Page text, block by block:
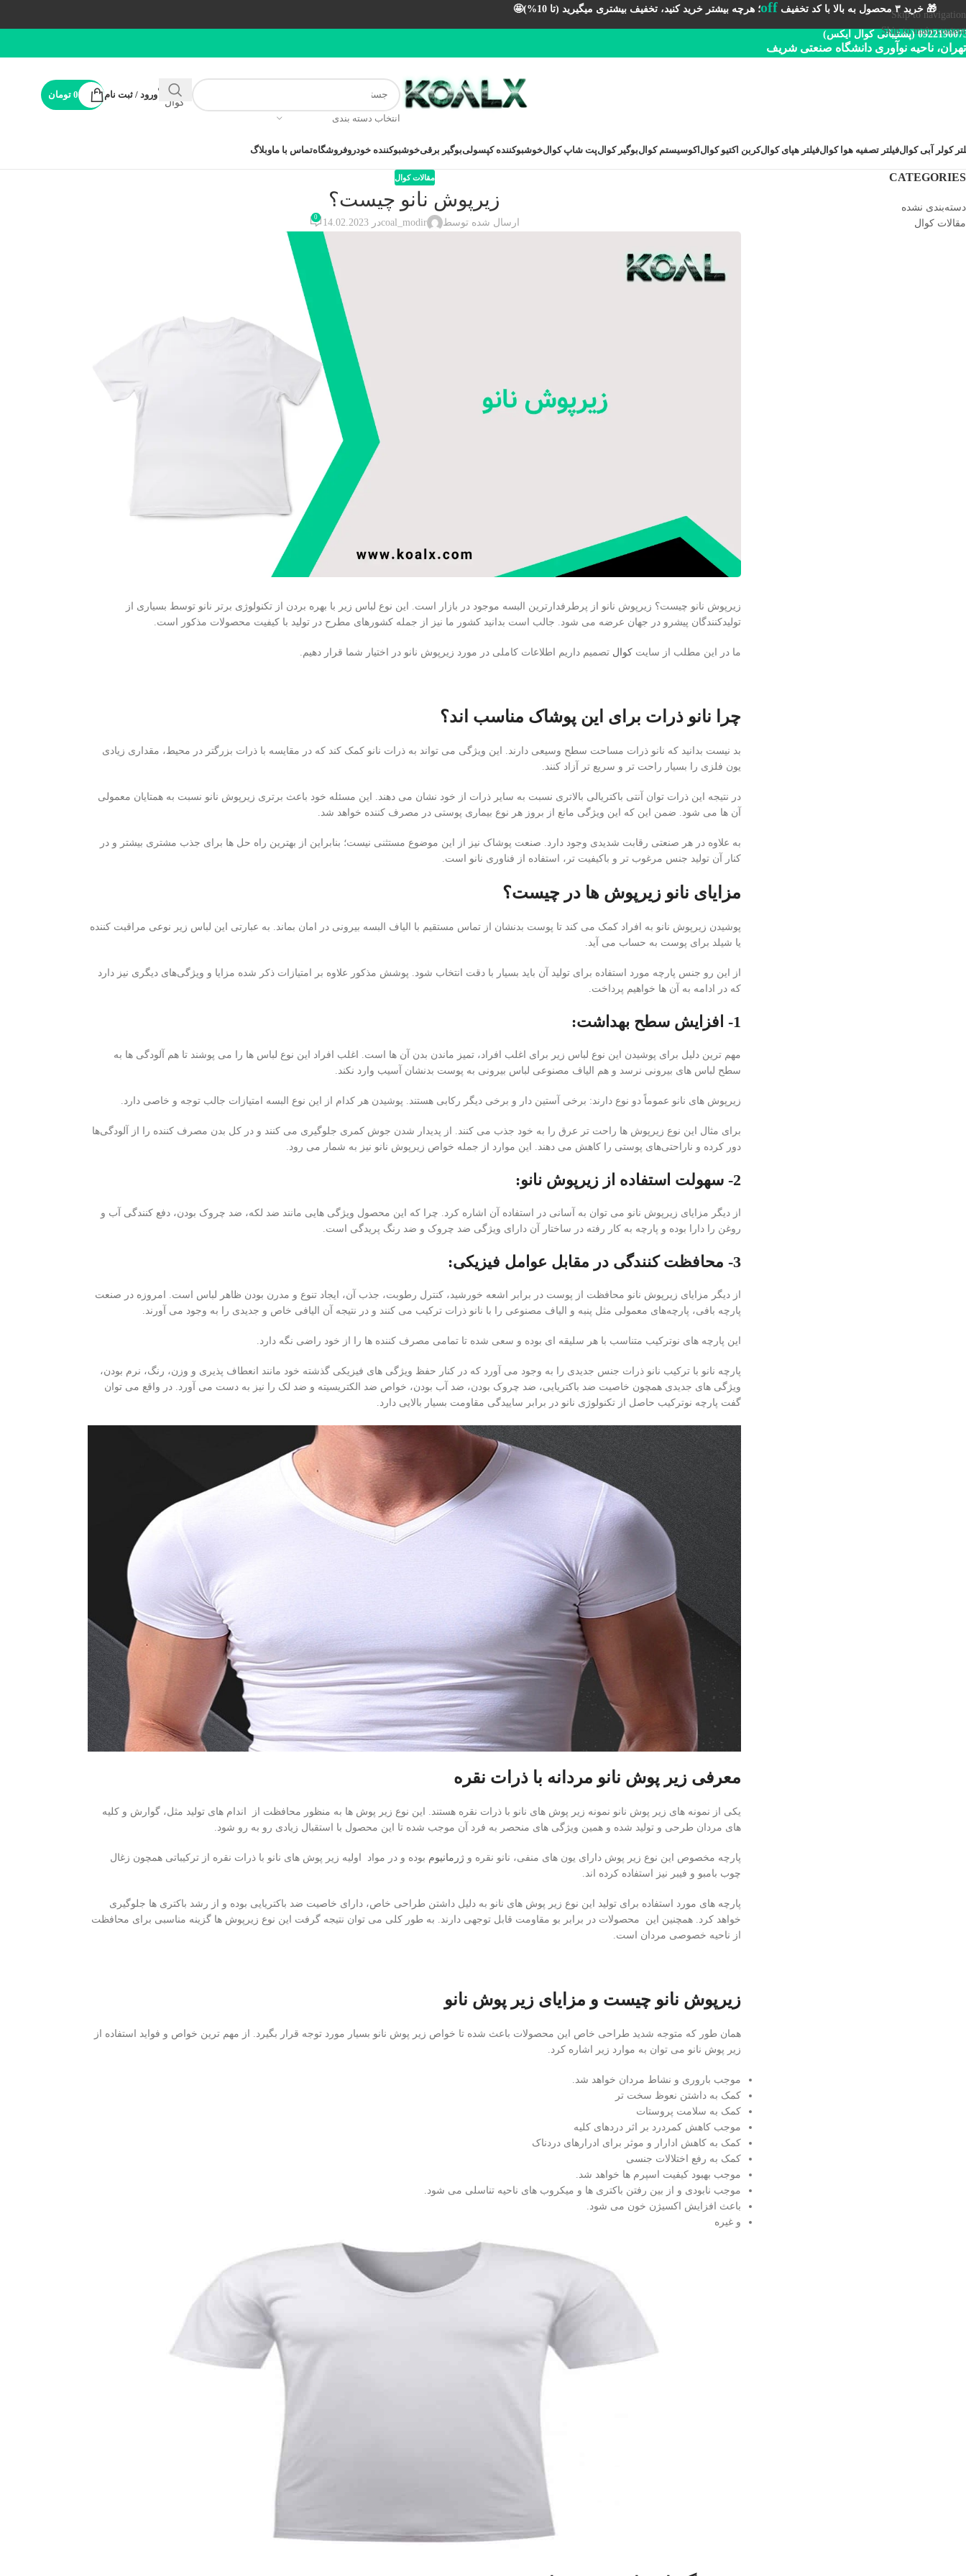
Skip to navigation
Skip to main content
🎁 خرید ۳ محصول به بالا با کد تخفیف off؛ هرچه بیشتر خرید کنید، تخفیف بیشتری میگیرید (تا 10%)🤩
(پشتیبانی کوال ایکس)
تهران، ناحیه نوآوری دانشگاه صنعتی شریف
انتخاب دسته بندی
پشتیبانی
کوال
ورود / ثبت نام 0 تومان
کولر آبی کوالفیلتر تصفیه هوا کوالفیلتر هپای کوالکربن اکتیو کوال اکوسیستم کوالبوگیر کوالپت شاپ کوالخوشبوکننده کپسولیبوگیر برقیخوشبوکننده خودروفروشگاهتماس با ماوبلاگ
CATEGORIES
دسته‌بندی نشده
مقالات کوال
مقالات کوال
زیرپوش نانو چیست؟
ارسال شده توسط coal_modirدر 14.02.2023 0
زیرپوش نانو چیست؟ زیرپوش نانو از پرطرفدارترین البسه موجود در بازار است. این نوع لباس زیر با بهره بردن از تکنولوژی برتر نانو توسط بسیاری از
تولیدکنندگان پیشرو در جهان عرضه می شود. جالب است بدانید کشور ما نیز از جمله کشورهای مطرح در تولید با کیفیت محصولات مذکور است.
ما در این مطلب از سایت کوال تصمیم داریم اطلاعات کاملی در مورد زیرپوش نانو در اختیار شما قرار دهیم.
چرا نانو ذرات برای این پوشاک مناسب اند؟
بد نیست بدانید که نانو ذرات مساحت سطح وسیعی دارند. این ویژگی می تواند به ذرات نانو کمک کند که در مقایسه با ذرات بزرگتر در محیط، مقداری زیادی
یون‌ فلزی را بسیار راحت تر و سریع تر آزاد کنند.
در نتیجه این ذرات توان آنتی باکتریالی بالاتری نسبت به سایر ذرات از خود نشان می دهند. این مسئله خود باعث برتری زیرپوش نانو نسبت به همتایان معمولی
آن ها می شود. ضمن این که این ویژگی مانع از بروز هر نوع بیماری پوستی در مصرف کننده خواهد شد.
به علاوه در هر صنعتی رقابت شدیدی وجود دارد. صنعت پوشاک نیز از این موضوع مستثنی نیست؛ بنابراین از بهترین راه حل ها برای جذب مشتری بیشتر و در
کنار آن تولید جنس مرغوب تر و باکیفیت تر، استفاده از فناوری نانو است.
مزایای نانو زیرپوش ها در چیست؟
پوشیدن زیرپوش نانو به افراد کمک می کند تا پوست بدنشان از تماس مستقیم با الیاف البسه بیرونی در امان بماند. به عبارتی این لباس زیر نوعی مراقبت کننده
یا شیلد برای پوست به حساب می آید.
از این رو جنس پارچه مورد استفاده برای تولید آن باید بسیار با دقت انتخاب شود. پوشش مذکور علاوه بر امتیازات ذکر شده مزایا و ویژگی‌های دیگری نیز دارد
که در ادامه به آن ها خواهیم پرداخت.
1- افزایش سطح بهداشت:
مهم‌ ترین دلیل برای پوشیدن این نوع لباس زیر برای اغلب افراد، تمیز ماندن بدن آن ها است. اغلب افراد این نوع لباس ها را می پوشند تا هم آلودگی ها به
سطح لباس های بیرونی نرسد و هم الیاف مصنوعی لباس‌ بیرونی به پوست بدنشان آسیب وارد نکند.
زیرپوش های نانو عموماً دو نوع دارند: برخی آستین دار و برخی دیگر رکابی هستند. پوشیدن هر کدام از این نوع البسه امتیازات جالب توجه و خاصی دارد.
برای مثال این نوع زیرپوش ها راحت تر عرق را به خود جذب می کنند. از پدیدار شدن جوش کمری جلوگیری می کنند و در کل بدن مصرف کننده را از آلودگی‌ها
دور کرده و ناراحتی‌های پوستی را کاهش می دهند. این موارد از جمله خواص زیرپوش نانو نیز به شمار می رود.
2- سهولت استفاده از زیرپوش نانو:
از دیگر مزایای زیرپوش نانو می توان به آسانی در استفاده آن اشاره کرد. چرا که این محصول ویژگی‌ هایی مانند ضد لکه، ضد چروک بودن، دفع کنندگی آب و
روغن را دارا بوده و پارچه به کار رفته در ساختار آن دارای ویژگی ضد چروک و ضد رنگ پریدگی است.
3- محافظت کنندگی در مقابل عوامل فیزیکی:
از دیگر مزایای زیرپوش نانو محافظت از پوست در برابر اشعه خورشید، کنترل رطوبت، جذب آن، ایجاد تنوع و مدرن بودن ظاهر لباس است. امروزه در صنعت
پارچه بافی، پارچه‌های معمولی مثل پنبه و الیاف مصنوعی را با نانو ذرات ترکیب می‌ کنند و در نتیجه آن الیافی خاص و جدیدی را به وجود می ‌آورند.
این پارچه های نوترکیب متناسب با هر سلیقه‌ ای بوده و سعی شده تا تمامی مصرف کننده‌ ها را از خود راضی نگه ‌دارد.
پارچه‌ نانو با ترکیب نانو ذرات جنس جدیدی را به وجود می‌ آورد که در کنار حفظ ویژگی‌ های فیزیکی گذشته خود مانند انعطاف پذیری و وزن، رنگ، نرم بودن،
ویژگی‌ های جدیدی همچون خاصیت ضد باکتریایی، ضد چروک بودن، ضد آب بودن، خواص ضد الکتریسیته و ضد لک را نیز به دست می ‌آورد. در واقع می توان
گفت پارچه نوترکیب حاصل از تکنولوژی نانو در برابر ساییدگی مقاومت بسیار بالایی دارد.
معرفی زیر پوش نانو مردانه با ذرات نقره
یکی از نمونه های زیر پوش نانو نمونه زیر پوش های نانو با ذرات نقره هستند. این نوع زیر پوش ها به منظور محافظت از اندام های تولید مثل، گوارش و کلیه
های مردان طرحی و تولید شده و همین ویژگی های منحصر به فرد آن موجب شده تا این محصول با استقبال زیادی رو به رو شود.
پارچه مخصوص این نوع زیر پوش دارای یون های منفی، نانو نقره و ژرمانیوم بوده و در مواد اولیه زیر پوش های نانو با ذرات نقره از ترکیباتی همچون زغال
چوب بامبو و فیبر نیز استفاده کرده اند.
پارچه های مورد استفاده برای تولید این نوع زیر پوش های نانو به دلیل داشتن طراحی خاص، دارای خاصیت ضد باکتریایی بوده و از رشد باکتری ها جلوگیری
خواهد کرد. همچنین این محصولات در برابر بو مقاومت قابل توجهی دارند. به طور کلی می توان نتیجه گرفت این نوع زیرپوش ها گزینه مناسبی برای محافظت
از ناحیه خصوصی مردان است.
زیرپوش نانو چیست و مزایای زیر پوش نانو
همان طور که متوجه شدید طراحی خاص این محصولات باعث شده تا خواص زیر پوش نانو بسیار مورد توجه قرار بگیرد. از مهم ترین خواص و فواید استفاده از
زیر پوش نانو می توان به موارد زیر اشاره کرد.
موجب باروری و نشاط مردان خواهد شد.
کمک به داشتن نعوظ سخت تر
کمک به سلامت پروستات
موجب کاهش کمردرد بر اثر دردهای کلیه
کمک به کاهش ادارار و موثر برای ادرارهای دردناک
کمک به رفع اختلالات جنسی
موجب بهبود کیفیت اسپرم ها خواهد شد.
موجب نابودی و از بین رفتن باکتری ها و میکروب های ناحیه تناسلی می شود.
باعث افزایش اکسیژن خون می شود.
و غیره